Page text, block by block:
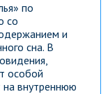
по
со
и
сна. В
особой
на внутреннюю